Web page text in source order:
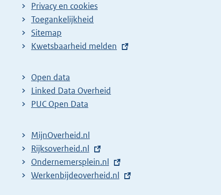
Privacy en cookies
Toegankelijkheid
Sitemap
E
t
e
r
l
i
n
k
Kwetsbaarheid melden
Open data
Linked Data Overheid
PUC Open Data
MijnOverheid.nl
E
x
t
Rijksoverheid.nl
E
x
Ondernemersplein.nl
E
Werkenbijdeoverheid.nl